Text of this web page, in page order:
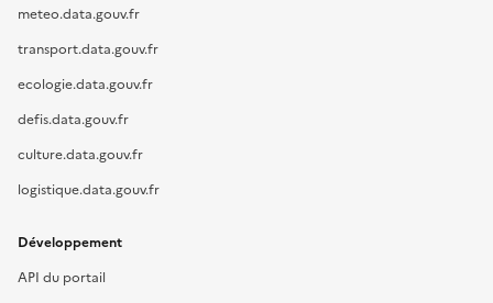
meteo.data.gouv.fr
transport.data.gouv.fr
ecologie.data.gouv.fr
defis.data.gouv.fr
culture.data.gouv.fr
logistique.data.gouv.fr
Développement
API du portail